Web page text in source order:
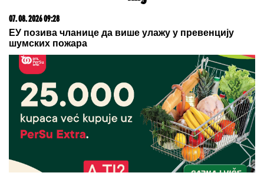
SKANDAL POSLE "ELITE"Anastasijin otac zvao
Borinu porodicu, pa napravio DAR-MAR! Tenzije
eskalirale u porodični rat, pa usledio OBRT
Srbin utišao Solun posle samo 15
sekundi (VIDEO)